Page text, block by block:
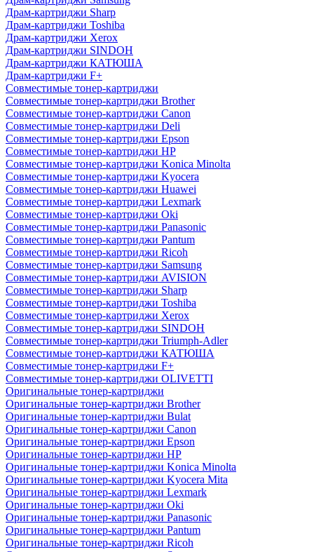
Драм-картриджи Sharp
Драм-картриджи Toshiba
Драм-картриджи Xerox
Драм-картриджи SINDOH
Драм-картриджи КАТЮША
Драм-картриджи F+
Совместимые тонер-картриджи
Совместимые тонер-картриджи Brother
Совместимые тонер-картриджи Canon
Совместимые тонер-картриджи Deli
Совместимые тонер-картриджи Epson
Совместимые тонер-картриджи HP
Совместимые тонер-картриджи Konica Minolta
Совместимые тонер-картриджи Kyocera
Совместимые тонер-картриджи Huawei
Совместимые тонер-картриджи Lexmark
Совместимые тонер-картриджи Oki
Совместимые тонер-картриджи Panasonic
Совместимые тонер-картриджи Pantum
Совместимые тонер-картриджи Ricoh
Совместимые тонер-картриджи Samsung
Совместимые тонер-картриджи AVISION
Совместимые тонер-картриджи Sharp
Совместимые тонер-картриджи Toshiba
Совместимые тонер-картриджи Xerox
Совместимые тонер-картриджи SINDOH
Совместимые тонер-картриджи Triumph-Adler
Совместимые тонер-картриджи КАТЮША
Совместимые тонер-картриджи F+
Совместимые тонер-картриджи OLIVETTI
Оригинальные тонер-картриджи
Оригинальные тонер-картриджи Brother
Оригинальные тонер-картриджи Bulat
Оригинальные тонер-картриджи Canon
Оригинальные тонер-картриджи Epson
Оригинальные тонер-картриджи HP
Оригинальные тонер-картриджи Konica Minolta
Оригинальные тонер-картриджи Kyocera Mita
Оригинальные тонер-картриджи Lexmark
Оригинальные тонер-картриджи Oki
Оригинальные тонер-картриджи Panasonic
Оригинальные тонер-картриджи Pantum
Оригинальные тонер-картриджи Ricoh